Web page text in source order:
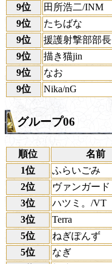
9位
田所浩二/INM
9位
たちばな
9位
援護射撃部部長
9位
描き猫jin
9位
なお
9位
Nika/nG
グループ06
順位
名前
1位
ふらいごみ
2位
ヴァンガード
3位
ハツミ。/VT
3位
Terra
5位
ねぎぽんず
5位
なぎ